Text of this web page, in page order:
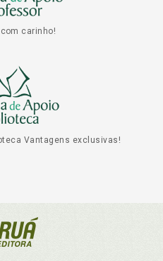
carinho!
Vantagens exclusivas!